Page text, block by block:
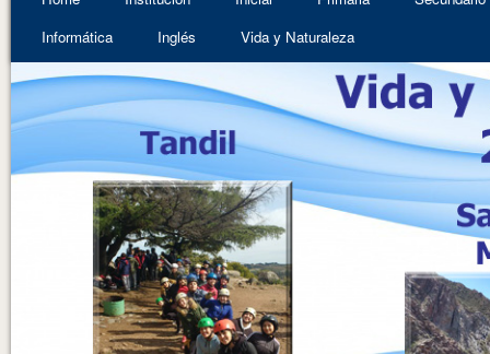
Informática
Inglés Vida y Naturaleza